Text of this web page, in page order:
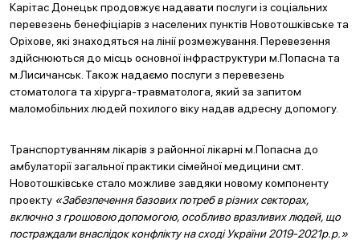
Карітас Донецьк продовжує надавати послуги із соціальних
перевезень бенефіціарів з населених пунктів Новотошківське та
Оріхове, які знаходяться на лінії розмежування. Перевезення
здійснюються до місць основної інфраструктури м.Попасна та
м.Лисичанськ. Також надаємо послуги з перевезень
стоматолога та хірурга-травматолога, який за запитом
маломобільних людей похилого віку надав адресну допомогу.
Транспортуванням лікарів з районної лікарні м.Попасна до
амбулаторії загальної практики сімейної медицини смт.
Новотошківське стало можливе завдяки новому компоненту
проекту «Забезпечення базових потреб в різних секторах,
включно з грошовою допомогою, особливо вразливих людей, що
постраждали внаслідок конфлікту на сході України 2019-2021р.р.»